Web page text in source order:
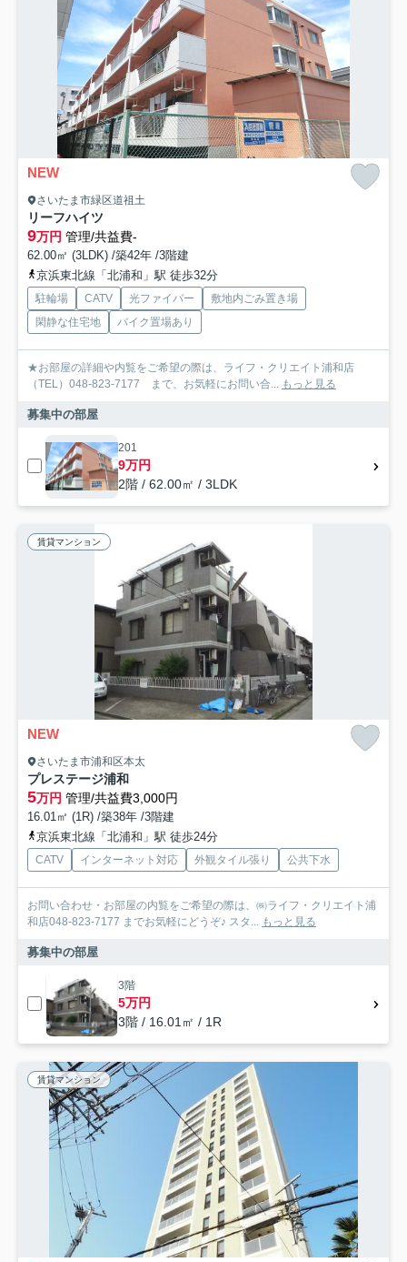
NEW
さいたま市緑区道祖土
リーフハイツ
9万円 管理/共益費-
62.00㎡ (3LDK) /築42年 /3階建
京浜東北線「北浦和」駅 徒歩32分
駐輪場 CATV 光ファイバー
敷地内ごみ置き場
閑静な住宅地
バイク置場あり
★お部屋の詳細や内覧をご希望の際は、ライフ・クリエイト浦和店
（TEL）048-823-7177 まで、お気軽にお問い合...
もっと見る
募集中の部屋
201
9万円
2階 / 62.00㎡ / 3LDK
賃貸マンション
NEW
さいたま市浦和区本太
プレステージ浦和
5万円 管理/共益費3,000円
16.01㎡ (1R) /築38年 /3階建
京浜東北線「北浦和」駅 徒歩24分
CATV インターネット対応 外観タイル張り 公共下水
お問い合わせ・お部屋の内覧をご希望の際は、㈱ライフ・クリエイト浦
和店048-823-7177 までお気軽にどうぞ♪ スタ...
もっと見る
募集中の部屋
3階
5万円
3階 / 16.01㎡ / 1R
賃貸マンション